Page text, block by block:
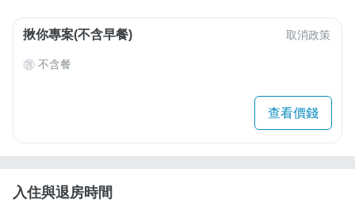
揪你專案(不含早餐) 取消政策
不含餐
查看價錢
入住與退房時間